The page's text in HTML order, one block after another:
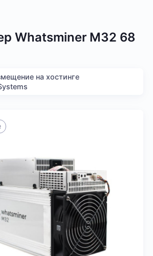
Whatsminer M32 68
на хостинге